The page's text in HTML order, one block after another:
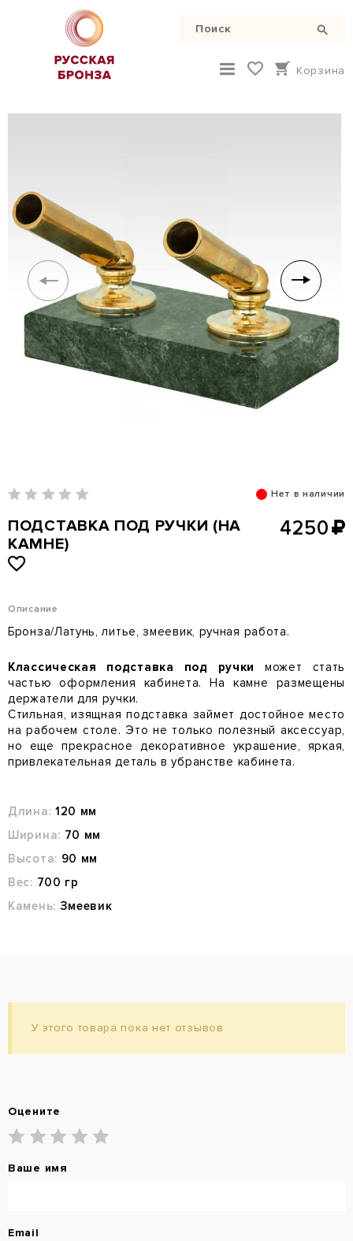
Корзина
Нет в наличии
ПОДСТАВКА ПОД РУЧКИ (НА
КАМНЕ)
4250
Описание
Бронза/Латунь, литье, змеевик, ручная работа.
Классическая подставка под ручкиможет стать
частью оформления кабинета. На камне размещены
держатели для ручки.
Стильная, изящная подставка займет достойное место
на рабочем столе. Это не только полезный аксессуар,
но еще прекрасное декоративное украшение, яркая,
привлекательная деталь в убранстве кабинета.
Длина: 120 мм
Ширина: 70 мм
Высота: 90 мм
Вес: 700 гр
Камень: Змеевик
У этого товара пока нет отзывов
Оцените
Ваше имя
Email